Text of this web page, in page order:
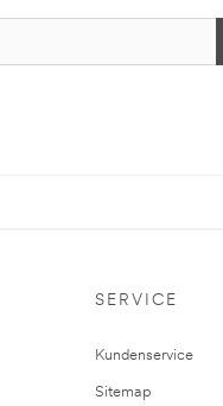
SERVICE
Kundenservice
Sitemap